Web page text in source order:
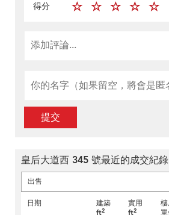
得分
提交
皇后大道西 345 號最近的成交紀錄
出售
日期
建築
ft2
實用
ft2